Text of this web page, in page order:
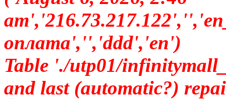
оплата','','ddd','en')
Table './utp01/
and last (automatic?)